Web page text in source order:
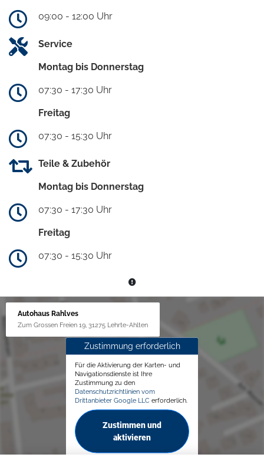
09:00 - 12:00 Uhr
Service
Montag bis Donnerstag
07:30 - 17:30 Uhr
Freitag
07:30 - 15:30 Uhr
Teile & Zubehör
Montag bis Donnerstag
07:30 - 17:30 Uhr
Freitag
07:30 - 15:30 Uhr
Autohaus Rahlves
Zum Grossen Freien 19, 31275 Lehrte-Ahlten
Zustimmung erforderlich
Für die Aktivierung der Karten- und
Navigationsdienste ist Ihre
Zustimmung zu den
Datenschutzrichtlinien vom
Drittanbieter Google LLC erforderlich.
Zustimmen und
aktivieren